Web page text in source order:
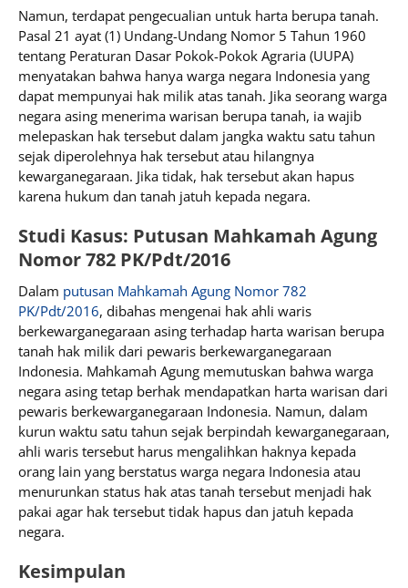
Namun, terdapat pengecualian untuk harta berupa tanah.
Pasal 21 ayat (1) Undang-Undang Nomor 5 Tahun 1960
tentang Peraturan Dasar Pokok-Pokok Agraria (UUPA)
menyatakan bahwa hanya warga negara Indonesia yang
dapat mempunyai hak milik atas tanah. Jika seorang warga
negara asing menerima warisan berupa tanah, ia wajib
melepaskan hak tersebut dalam jangka waktu satu tahun
sejak diperolehnya hak tersebut atau hilangnya
kewarganegaraan. Jika tidak, hak tersebut akan hapus
karena hukum dan tanah jatuh kepada negara.
Studi Kasus: Putusan Mahkamah Agung
Nomor 782 PK/Pdt/2016
Dalam putusan Mahkamah Agung Nomor 782
PK/Pdt/2016, dibahas mengenai hak ahli waris
berkewarganegaraan asing terhadap harta warisan berupa
tanah hak milik dari pewaris berkewarganegaraan
Indonesia. Mahkamah Agung memutuskan bahwa warga
negara asing tetap berhak mendapatkan harta warisan dari
pewaris berkewarganegaraan Indonesia. Namun, dalam
kurun waktu satu tahun sejak berpindah kewarganegaraan,
ahli waris tersebut harus mengalihkan haknya kepada
orang lain yang berstatus warga negara Indonesia atau
menurunkan status hak atas tanah tersebut menjadi hak
pakai agar hak tersebut tidak hapus dan jatuh kepada
negara.
Kesimpulan